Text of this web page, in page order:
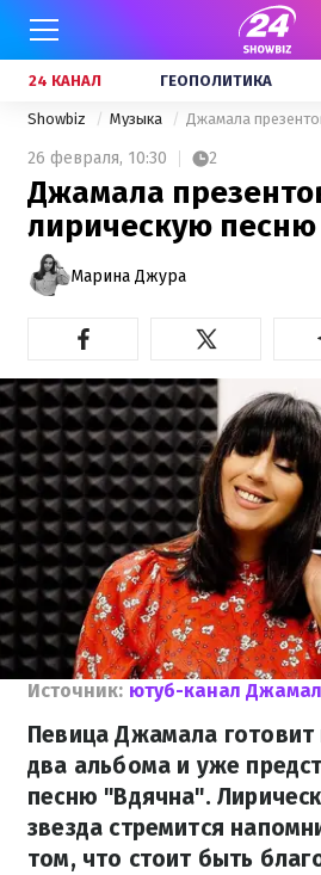
24 КАНАЛ ГЕОПОЛИТИКА
Showbiz Музыка
26 февраля, 10:30 2
Джамала
лирическую
Марина Джура
Источник: ютуб-канал
Певица Джамала готовит
два альбома и уже
песню "Вдячна".
звезда стремится
том, что стоит быть